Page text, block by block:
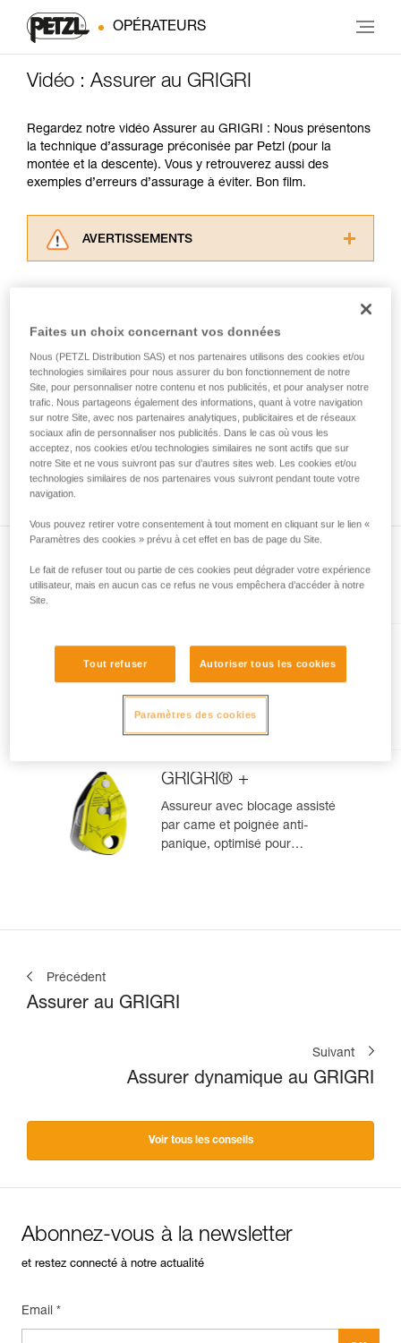
OPÉRATEURS
Vidéo : Assurer au GRIGRI
Regardez notre vidéo Assurer au GRIGRI : Nous présentons
la technique d’assurage préconisée par Petzl (pour la
montée et la descente). Vous y retrouverez aussi des
exemples d’erreurs d’assurage à éviter. Bon film.
AVERTISSEMENTS
informations de la notice technique pour
d’informations.
Maîtriser ces techniques nécessite une
formation et un entraînement spécifique. Validez
avec un professionnel votre capacité à refaire
la manipulation, seul, en toute sécurité, avant
de la reproduire en autonomie.
Nous donnons des exemples de techniques
liées à votre activité. Il peut en exister d’autres
Présent dans l'article
Assureur avec blocage assisté
par came, compact et
polyvalent, pour l'escalade en
tête et en moulinette
GRIGRI® +
Assureur avec blocage assisté
par came et poignée anti-
panique, optimisé pour
Précédent
Assurer au GRIGRI
Suivant
Assurer dynamique au GRIGRI
Voir tous les conseils
Abonnez-vous à la newsletter
et restez connecté à notre actualité
Email *
Faites un choix concernant vos données
Nous (PETZL Distribution SAS) et nos partenaires utilisons des cookies et/ou
technologies similaires pour nous assurer du bon fonctionnement de notre
Site, pour personnaliser notre contenu et nos publicités, et pour analyser notre
trafic. Nous partageons également des informations, quant à votre navigation
sur notre Site, avec nos partenaires analytiques, publicitaires et de réseaux
sociaux afin de personnaliser nos publicités. Dans le cas où vous les
acceptez, nos cookies et/ou technologies similaires ne sont actifs que sur
notre Site et ne vous suivront pas sur d’autres sites web. Les cookies et/ou
technologies similaires de nos partenaires vous suivront pendant toute votre
navigation.
Vous pouvez retirer votre consentement à tout moment en cliquant sur le lien «
Paramètres des cookies » prévu à cet effet en bas de page du Site.
Le fait de refuser tout ou partie de ces cookies peut dégrader votre expérience
utilisateur, mais en aucun cas ce refus ne vous empêchera d’accéder à notre
Site.
Tout refuser Autoriser tous les cookies
Paramètres des cookies